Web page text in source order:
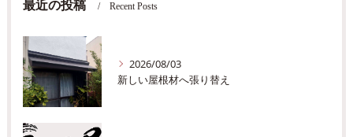
最近の投稿 Recent Posts
2026/08/03
新しい屋根材へ張り替え